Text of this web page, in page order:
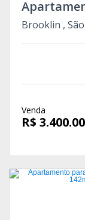
Brooklin ,
Venda
R$